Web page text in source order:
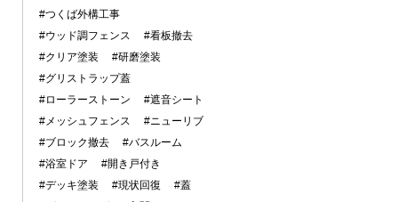
#つくば外構工事
#ウッド調フェンス
#看板撤去
#クリア塗装
#研磨塗装
#グリストラップ蓋
#ローラーストーン
#遮音シート
#メッシュフェンス
#ニューリブ
#ブロック撤去
#バスルーム
#浴室ドア
#開き戸付き
#デッキ塗装
#現状回復
#蓋